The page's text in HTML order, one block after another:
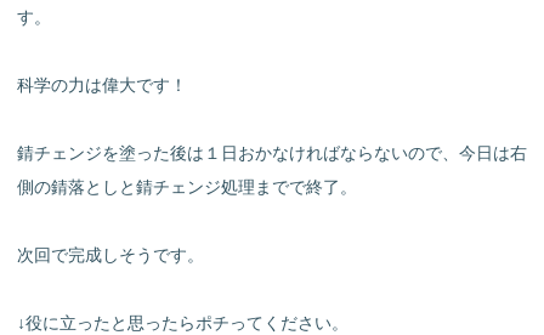
す。
科学の力は偉大です！
錆チェンジを塗った後は１日おかなければならないので、今日は右
側の錆落としと錆チェンジ処理までで終了。
次回で完成しそうです。
↓役に立ったと思ったらポチってください。